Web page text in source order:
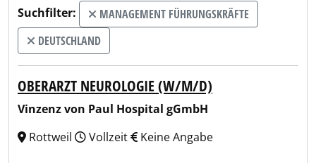
Suchfilter:
MANAGEMENT FÜHRUNGSKRÄFTE
DEUTSCHLAND
OBERARZT NEUROLOGIE (W/M/D)
Vinzenz von Paul Hospital gGmbH
Rottweil
Vollzeit Keine Angabe